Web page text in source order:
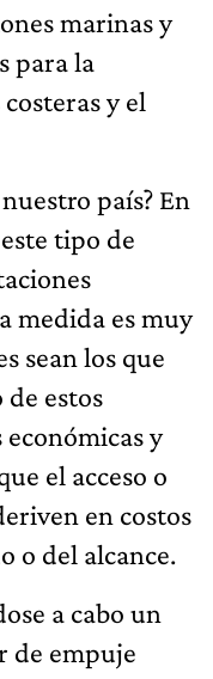
marinas y
para la
y el
país? En
tipo de
medida es muy
sean los que
estos
y
el acceso o
en costos
o del alcance.
a cabo un
de empuje